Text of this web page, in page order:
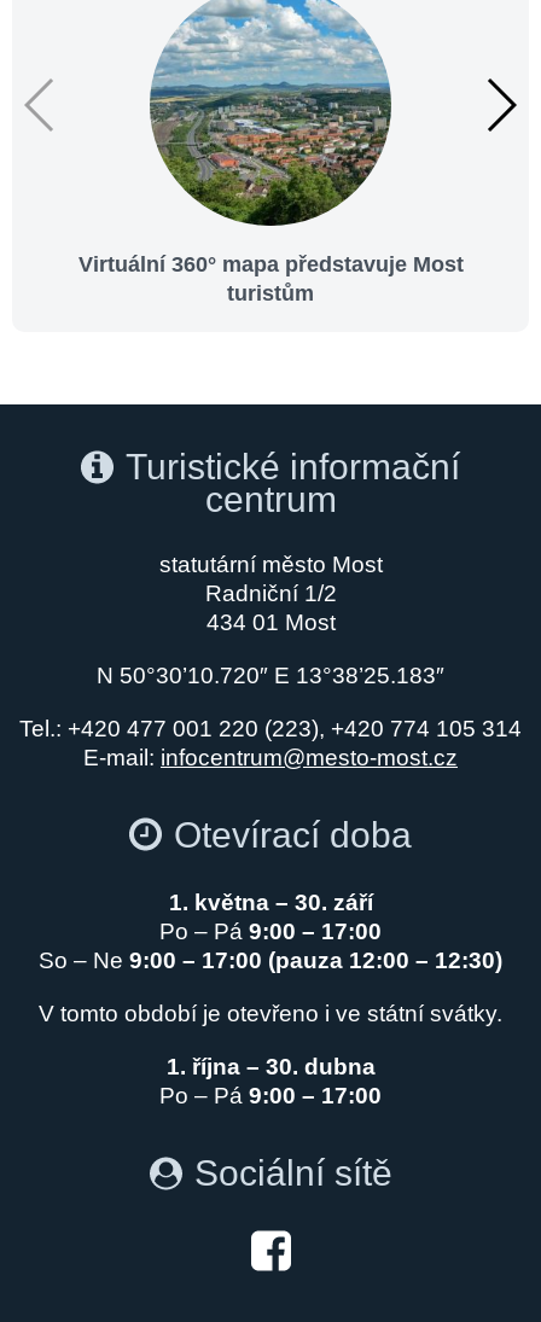
Virtuální 360° mapa představuje Most
turistům
Turistické informační
centrum
statutární město Most
Radniční 1/2
434 01 Most
N 50°30’10.720″ E 13°38’25.183″
Tel.: +420 477 001 220 (223), +420 774 105 314
E-mail: infocentrum@mesto-most.cz
Otevírací doba
1. května – 30. září
Po – Pá 9:00 – 17:00
So – Ne 9:00 – 17:00 (pauza 12:00 – 12:30)
V tomto období je otevřeno i ve státní svátky.
1. října – 30. dubna
Po – Pá 9:00 – 17:00
Sociální sítě